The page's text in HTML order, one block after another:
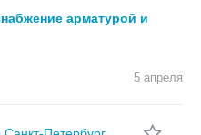
арматурой и
5 апреля